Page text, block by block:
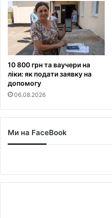
10 800 грн та ваучери на
ліки: як подати заявку на
допомогу
06.08.2026
Ми на FaceBook